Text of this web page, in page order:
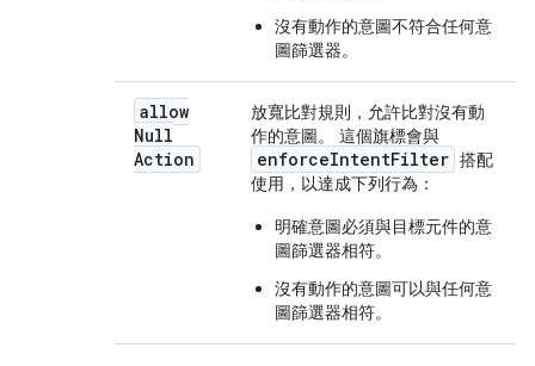
沒有動作的意圖不符合任何意
圖篩選器。
allow
Null
Action
放寬比對規則，允許比對沒有動
作的意圖。 這個旗標會與
enforceIntentFilter 搭配
使用，以達成下列行為：
明確意圖必須與目標元件的意
圖篩選器相符。
沒有動作的意圖可以與任何意
圖篩選器相符。